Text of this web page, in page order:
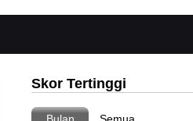
Skor Tertinggi